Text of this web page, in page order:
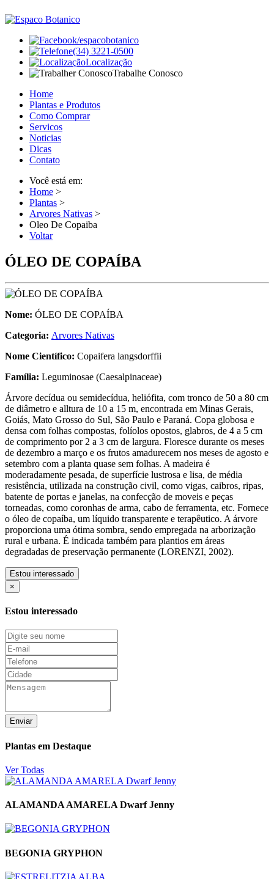
/espacobotanico
(34) 3221-0500
Localização
Trabalhe Conosco
Home
Plantas e Produtos
Como Comprar
Servicos
Noticias
Dicas
Contato
Você está em:
Home >
Plantas >
Arvores Nativas >
Oleo De Copaiba
Voltar
ÓLEO DE COPAÍBA
Nome: ÓLEO DE COPAÍBA
Categoria: Arvores Nativas
Nome Científico: Copaifera langsdorffii
Família: Leguminosae (Caesalpinaceae)
Árvore decídua ou semidecídua, heliófita, com tronco de 50 a 80 cm
de diâmetro e alltura de 10 a 15 m, encontrada em Minas Gerais,
Goiás, Mato Grosso do Sul, São Paulo e Paraná. Copa globosa e
densa com folhas compostas, folíolos opostos, glabros, de 4 a 5 cm
de comprimento por 2 a 3 cm de largura. Floresce durante os meses
de dezembro a março e os frutos amadurecem nos meses de agosto e
setembro com a planta quase sem folhas. A madeira é
moderadamente pesada, de superfície lustrosa e lisa, de média
resistência, utilizada na construção civil, como vigas, caibros, ripas,
batente de portas e janelas, na confecção de moveis e peças
torneadas, como coronhas de arma, cabo de ferramenta, etc. Fornece
o óleo de copaíba, um líquido transparente e terapêutico. A árvore
proporciona uma ótima sombra, sendo empregada na arborização
rural e urbana. É indicada também para plantios em áreas
degradadas de preservação permanente (LORENZI, 2002).
Estou interessado
×
Estou interessado
Enviar
Plantas em Destaque
Ver Todas
ALAMANDA AMARELA Dwarf Jenny
BEGONIA GRYPHON